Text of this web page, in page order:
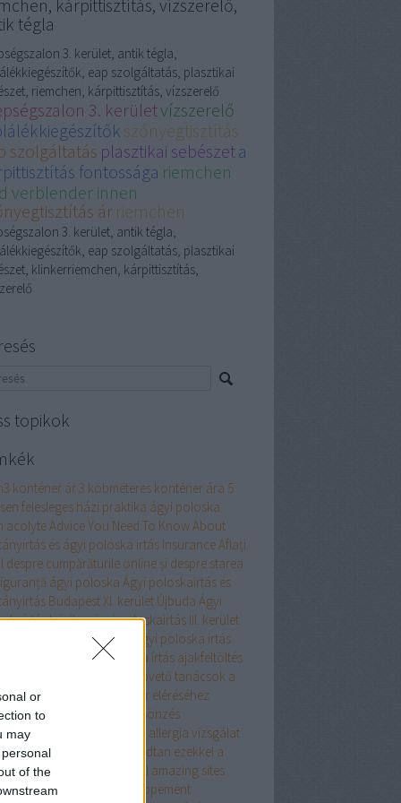
or
to
may
of the
kárpittisztítás, vízszerelő,
tégla
3. kerület, antik tégla,
eap szolgáltatás, plasztikai
riemchen, kárpittisztítás, vízszerelő
3. kerületvízszerelő
szőnyegtisztítás
szolgáltatás plasztikai sebészeta
fontossága riemchen
verblender innen
ár riemchen
3. kerület, antik tégla,
eap szolgáltatás, plasztikai
klinkerriemchen, kárpittisztítás,
topikok
konténer ár3 köbméteres konténer ára 5
felesleges házi praktika ágyi poloska
acolyteAdvice You Need To Know About
és ágyi poloska irtás InsuranceAflați
despre cumpărăturile online și despre starea
ágyi poloska Ágyi poloskairtás és
Budapest XI. kerület Újbuda Ágyi
házilagágyi poloskairtás III. kerület
poloskairtás XIII. kerület
Ágyi poloska irtás
ágyi poloska írtás ajakfeltöltés
Alapvető tanácsok a
keresztüli siker eléréséhez
ruha
alkalmi ruha kölcsönzés
allergia vizsgálat
Aludjon nyugodtan ezekkel a
alvási apnoe tippekkel amazing sites
en plus sur le développement